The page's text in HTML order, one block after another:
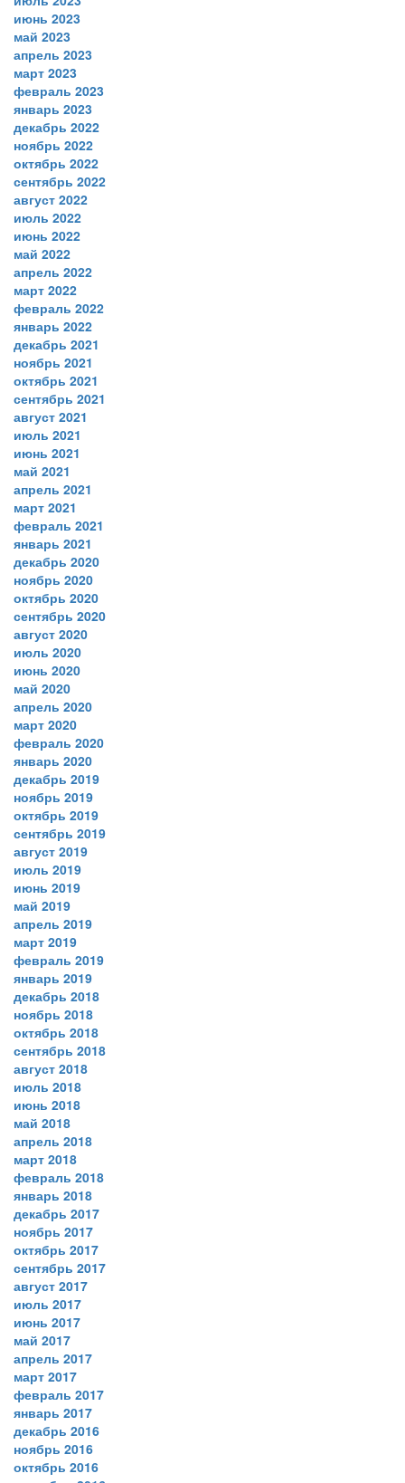
июнь 2023
май 2023
апрель 2023
март 2023
февраль 2023
январь 2023
декабрь 2022
ноябрь 2022
октябрь 2022
сентябрь 2022
август 2022
июль 2022
июнь 2022
май 2022
апрель 2022
март 2022
февраль 2022
январь 2022
декабрь 2021
ноябрь 2021
октябрь 2021
сентябрь 2021
август 2021
июль 2021
июнь 2021
май 2021
апрель 2021
март 2021
февраль 2021
январь 2021
декабрь 2020
ноябрь 2020
октябрь 2020
сентябрь 2020
август 2020
июль 2020
июнь 2020
май 2020
апрель 2020
март 2020
февраль 2020
январь 2020
декабрь 2019
ноябрь 2019
октябрь 2019
сентябрь 2019
август 2019
июль 2019
июнь 2019
май 2019
апрель 2019
март 2019
февраль 2019
январь 2019
декабрь 2018
ноябрь 2018
октябрь 2018
сентябрь 2018
август 2018
июль 2018
июнь 2018
май 2018
апрель 2018
март 2018
февраль 2018
январь 2018
декабрь 2017
ноябрь 2017
октябрь 2017
сентябрь 2017
август 2017
июль 2017
июнь 2017
май 2017
апрель 2017
март 2017
февраль 2017
январь 2017
декабрь 2016
ноябрь 2016
октябрь 2016